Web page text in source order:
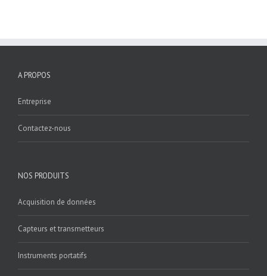
A PROPOS
Entreprise
Contactez-nous
NOS PRODUITS
Acquisition de données
Capteurs et transmetteurs
Instruments portatifs